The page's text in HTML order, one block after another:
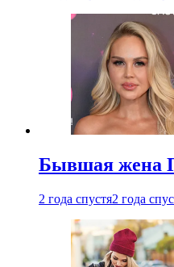
Бывшая жена
2 года спустя2 года